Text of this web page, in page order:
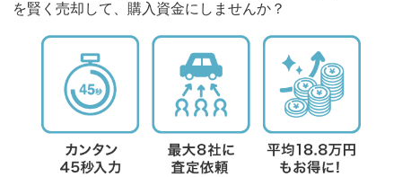
を賢く売却して、購入資金にしませんか？